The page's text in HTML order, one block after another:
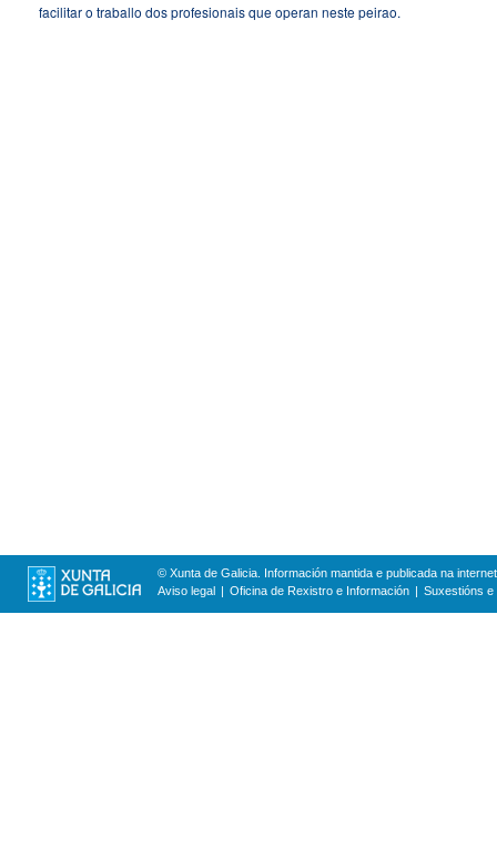
facilitar o traballo dos profesionais que operan neste peirao.
© Xunta de Galicia. Información mantida e publicada na
Aviso legal
Oficina de Rexistro e Información Suxestións e